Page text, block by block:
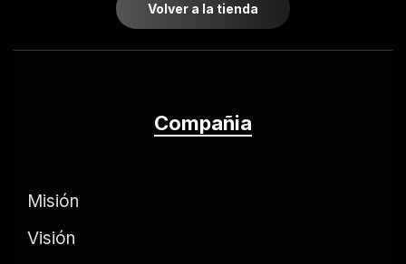
Volver a la tienda
Compañia
Misión
Visión